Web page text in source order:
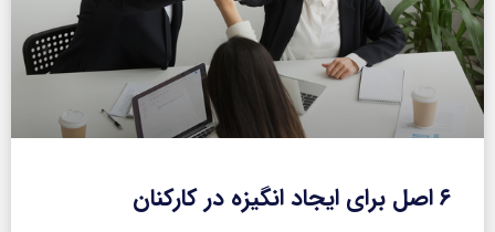
۶ اصل برای ایجاد انگیزه در کارکنان